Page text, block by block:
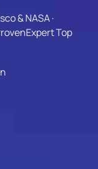
& NASA ·
Top